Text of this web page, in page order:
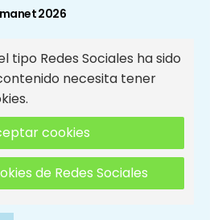
2026
tipo Redes Sociales ha sido
necesita tener
cookies
de Redes Sociales